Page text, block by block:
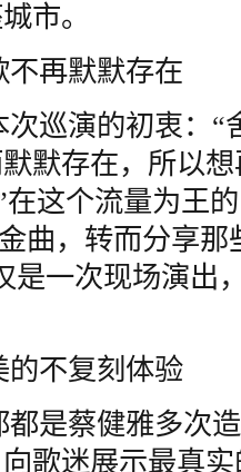
市。
不再默默存在
巡演的初衷：“
默存在，所以
这个流量为王
曲，转而分享那
一次现场演出
的不复刻体验
是蔡健雅多次
歌迷展示最真